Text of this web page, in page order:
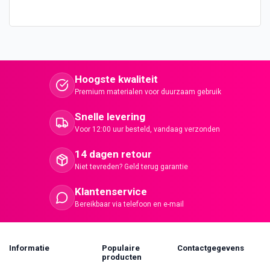
Hoogste kwaliteit
Premium materialen voor duurzaam gebruik
Snelle levering
Voor 12:00 uur besteld, vandaag verzonden
14 dagen retour
Niet tevreden? Geld terug garantie
Klantenservice
Bereikbaar via telefoon en e-mail
Informatie
Populaire
producten
Contactgegevens